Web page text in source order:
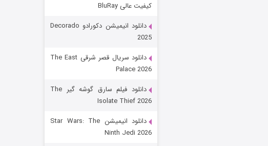
باب اسفنجی فصل ۱۷
قسمت
کیفیت عالی BluRay
دانلود انیمیشن دکورادو Decorado
2025
دانلود سریال قصر شرقی The East
Palace 2026
دانلود فیلم سارق گوشه گیر The
Isolate Thief 2026
دانلود انیمیشن Star Wars: The
Ninth Jedi 2026